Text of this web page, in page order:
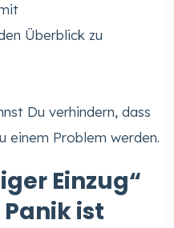
Überblick zu
Du verhindern, dass
einem Problem werden.
Einzug“
ist